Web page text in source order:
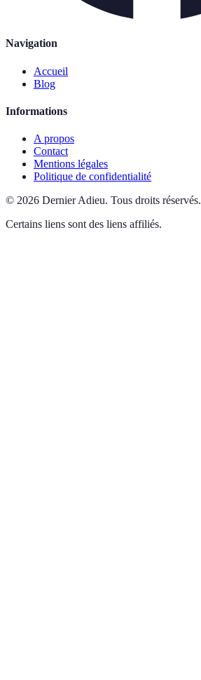
Navigation
Accueil
Blog
Informations
A propos
Contact
Mentions légales
Politique de confidentialité
© 2026 Dernier Adieu. Tous droits réservés.
Certains liens sont des liens affiliés.